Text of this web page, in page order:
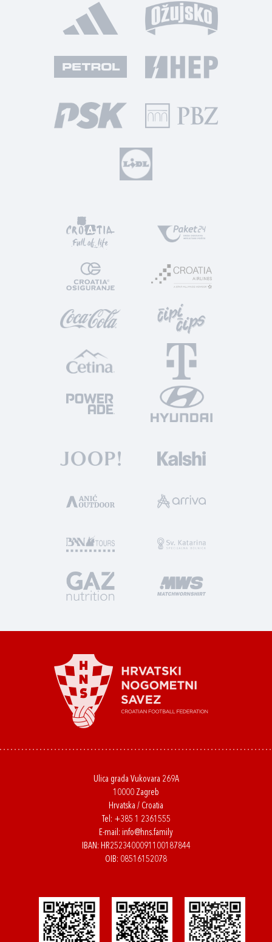
Ulica grada Vukovara 269A
10000 Zagreb
Hrvatska / Croatia
Tel: +385 1 2361555
E-mail: info@hns.family
IBAN: HR2523400091100187844
OIB: 08516152078